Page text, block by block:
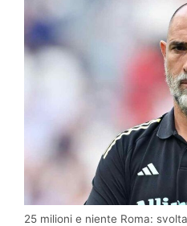
25 milioni e niente Roma: